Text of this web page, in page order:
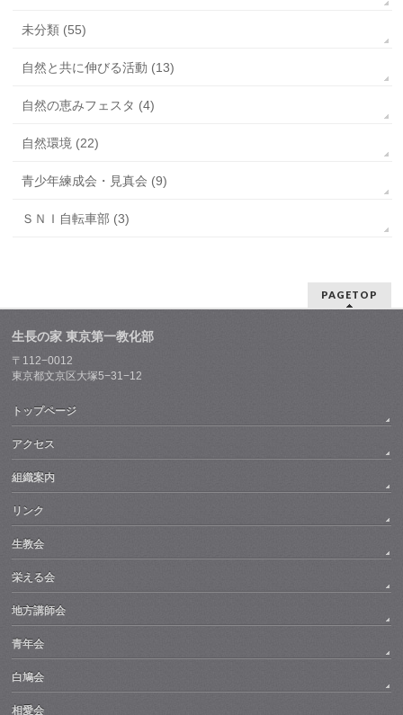
未分類 (55)
自然と共に伸びる活動 (13)
自然の恵みフェスタ (4)
自然環境 (22)
青少年練成会・見真会 (9)
ＳＮＩ自転車部 (3)
PAGETOP
生長の家 東京第一教化部
〒112−0012
東京都文京区大塚5−31−12
トップページ
アクセス
組織案内
リンク
生教会
栄える会
地方講師会
青年会
白鳩会
相愛会